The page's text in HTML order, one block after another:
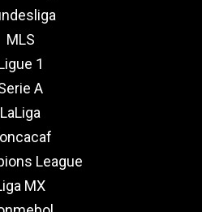
MLS
1
A
LaLiga
League
MX